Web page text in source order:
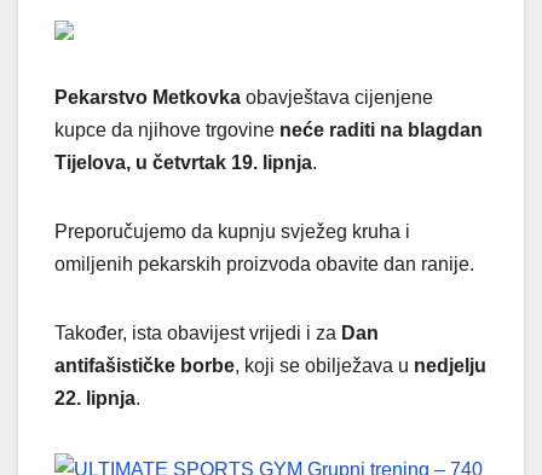
Pekarstvo Metkovka obavještava cijenjene
kupce da njihove trgovine neće raditi na blagdan
Tijelova, u četvrtak 19. lipnja.
Preporučujemo da kupnju svježeg kruha i
omiljenih pekarskih proizvoda obavite dan ranije.
Također, ista obavijest vrijedi i za Dan
antifašističke borbe, koji se obilježava u nedjelju
22. lipnja.